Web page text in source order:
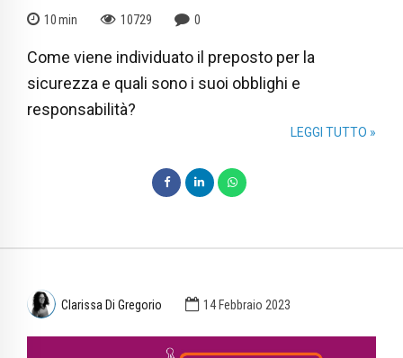
10min 10729 0
Come viene individuato il preposto per la
sicurezza e quali sono i suoi obblighi e
responsabilità?
LEGGI TUTTO »
Clarissa Di Gregorio 14 Febbraio 2023